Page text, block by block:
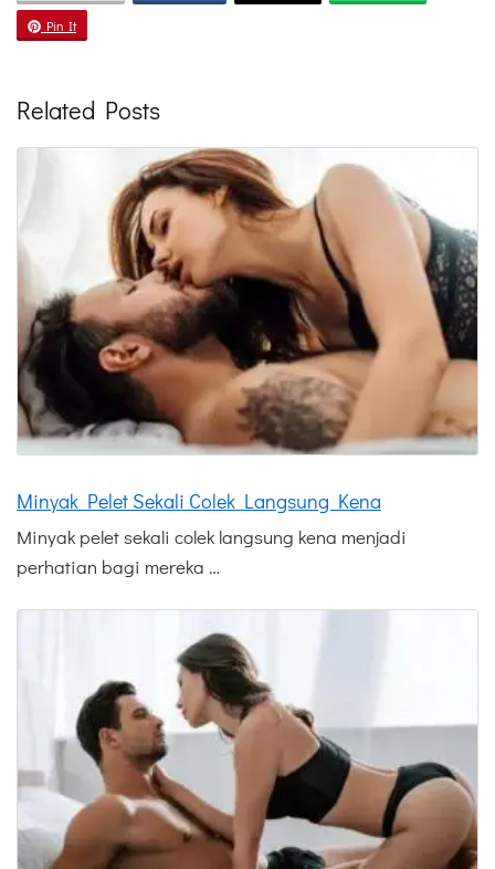
Pin It
Related Posts
Minyak Pelet Sekali Colek Langsung Kena
Minyak pelet sekali colek langsung kena menjadi
perhatian bagi mereka …